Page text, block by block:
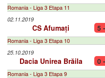
Romania - Liga 3 Etapa 11
02.11.2019
CS Afumați 5
Romania - Liga 3 Etapa 10
25.10.2019
Dacia Unirea Brăila 0
Romania - Liga 3 Etapa 9